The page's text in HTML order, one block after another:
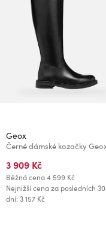
Geox
3 909 Kč
Běžná cena4 599 Kč
Nejnižší cena za posledních 30
dní: 3 157 Kč